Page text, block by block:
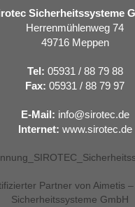
Sicherheitssysteme
Herrenmühlenweg 74
49716 Meppen
Tel: 05931 / 88 79 88
Fax: 05931 / 88 79 97
E-Mail: info@sirotec.de
Internet: www.sirotec.de